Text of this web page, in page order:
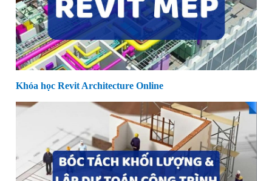
Khóa học Revit Architecture Online